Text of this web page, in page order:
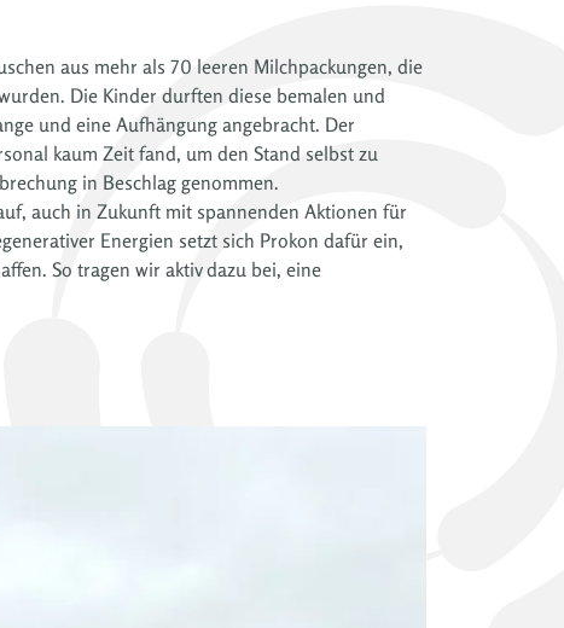
aus mehr als 70 leeren Milchpackungen, die
Die Kinder durften diese bemalen und
und eine Aufhängung angebracht. Der
kaum Zeit fand, um den Stand selbst zu
in Beschlag genommen.
auch in Zukunft mit spannenden Aktionen für
Energien setzt sich Prokon dafür ein,
So tragen wir aktiv dazu bei, eine